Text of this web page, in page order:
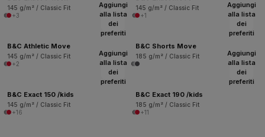
145 g/m² / Classic Fit
+3
145 g/m² / Classic Fit
+1
Aggiungi
alla lista
dei
preferiti
B&C Athletic Move
145 g/m² / Classic Fit
+2
Aggiungi
alla lista
dei
preferiti
B&C Shorts Move
185 g/m² / Classic Fit
Aggiungi
alla lista
dei
preferiti
B&C Exact 150 /kids
145 g/m² / Classic Fit
+16
Aggiungi
alla lista
dei
preferiti
B&C Exact 190 /kids
185 g/m² / Classic Fit
+11